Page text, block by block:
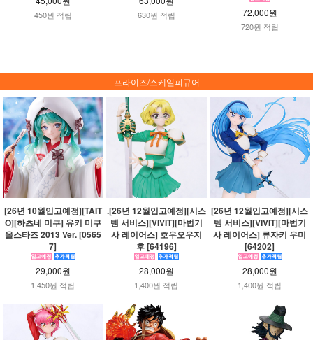
450원 적립 630원 적립 72,000원
720원 적립
프라이즈/스케일피규어
[26년 10월입고예정][TAIT
O][하츠네 미쿠] 유키 미쿠
올스타즈 2013 Ver. [0565
7]
29,000원
1,450원 적립
.[26년 12월입고예정][시스
템 서비스][VIVIT][마법기
사 레이어스] 호우오우지
후 [64196]
28,000원
1,400원 적립
[26년 12월입고예정][시스
템 서비스][VIVIT][마법기
사 레이어스] 류자키 우미
[64202]
28,000원
1,400원 적립